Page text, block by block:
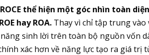
thể hiện một góc nhìn toàn
hay ROA. Thay vì chỉ tập trung vào
năng sinh lời trên toàn bộ nguồn vốn
xác hơn về năng lực tạo ra giá trị